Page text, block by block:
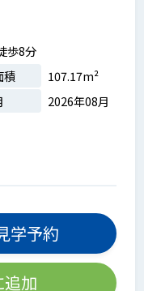
歩8分
積
107.17m²
2026年08月
学予約
追加